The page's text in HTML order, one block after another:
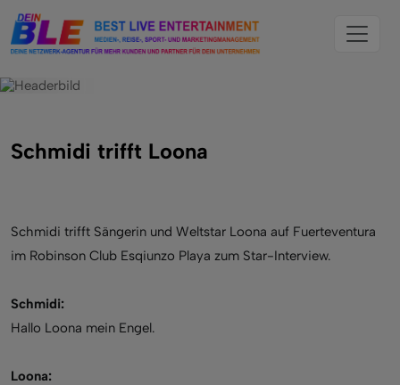
Schmidi trifft Loona
Schmidi trifft Sängerin und Weltstar Loona auf Fuerteventura
im Robinson Club Esqiunzo Playa zum Star-Interview.
Schmidi:
Hallo Loona mein Engel.
Loona: